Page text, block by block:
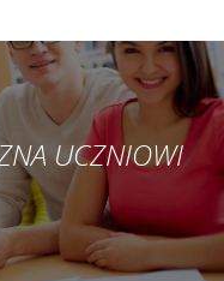
UCZNIOWI